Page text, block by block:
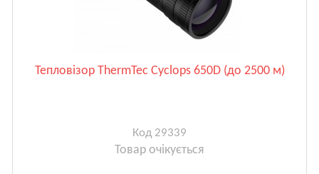
Тепловізор ThermTec Cyclops 650D (до 2500 м)
Код 29339
Товар очікується